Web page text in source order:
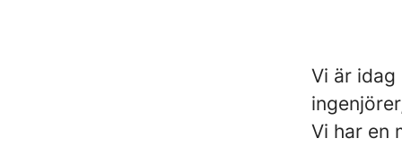
Vi är
Vi har en